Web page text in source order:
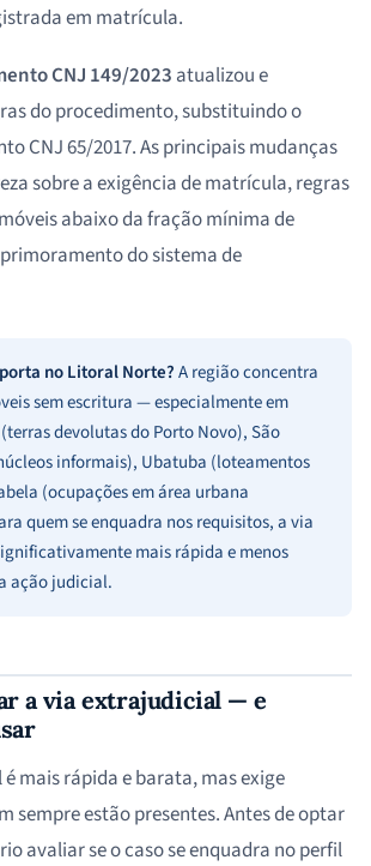
em matrícula.
CNJ 149/2023 atualizou e
do procedimento, substituindo o
CNJ 65/2017. As principais mudanças
sobre a exigência de matrícula, regras
abaixo da fração mínima de
do sistema de
no Litoral Norte?A região concentra
sem escritura — especialmente em
devolutas do Porto Novo), São
informais), Ubatuba (loteamentos
(ocupações em área urbana
quem se enquadra nos requisitos, a via
mais rápida e menos
ação judicial.
a via extrajudicial — e
mais rápida e barata, mas exige
sempre estão presentes. Antes de optar
avaliar se o caso se enquadra no perfil